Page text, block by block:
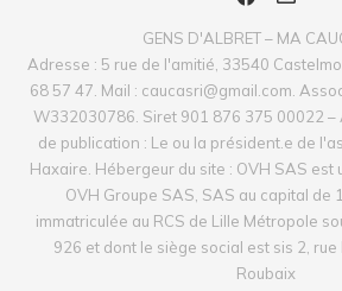
GENS D'ALBRET – MA
Adresse : 5 rue de l'amitié, 33540
68 57 47. Mail : caucasri@gmail.com.
W332030786. Siret 901 876 375 00022 –
de publication : Le ou la président.e de
Haxaire. Hébergeur du site : OVH SAS est
OVH Groupe SAS, SAS au capital de
immatriculée au RCS de Lille Métropole
926 et dont le siège social est sis 2,
Roubaix